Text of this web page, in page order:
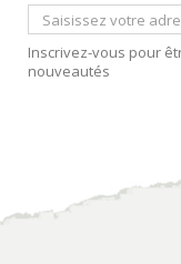
Inscrivez-vous pour
nouveautés